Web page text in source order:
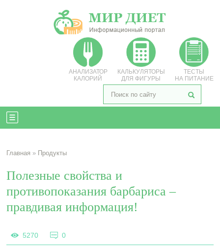
АНАЛИЗАТОР
КАЛОРИЙ
КАЛЬКУЛЯТОРЫ
ДЛЯ ФИГУРЫ
ТЕСТЫ
НА ПИТАНИЕ
Главная » Продукты
Полезные свойства и
противопоказания барбариса –
правдивая информация!
5270 0